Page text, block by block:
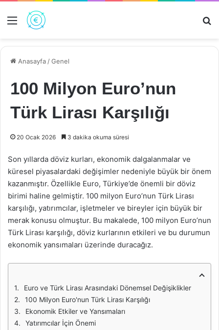
Menü
Anasayfa /Genel
100 Milyon Euro’nun
Türk Lirası Karşılığı
20 Ocak 2026 3 dakika okuma süresi
Son yıllarda döviz kurları, ekonomik dalgalanmalar ve
küresel piyasalardaki değişimler nedeniyle büyük bir önem
kazanmıştır. Özellikle Euro, Türkiye’de önemli bir döviz
birimi haline gelmiştir. 100 milyon Euro’nun Türk Lirası
karşılığı, yatırımcılar, işletmeler ve bireyler için büyük bir
merak konusu olmuştur. Bu makalede, 100 milyon Euro’nun
Türk Lirası karşılığı, döviz kurlarının etkileri ve bu durumun
ekonomik yansımaları üzerinde duracağız.
Euro ve Türk Lirası Arasındaki Dönemsel Değişiklikler
100 Milyon Euro'nun Türk Lirası Karşılığı
Ekonomik Etkiler ve Yansımaları
Yatırımcılar İçin Önemi